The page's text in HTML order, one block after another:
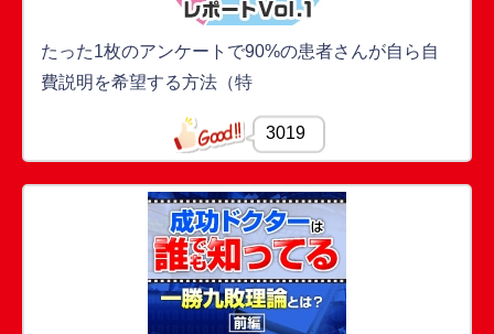
たった1枚のアンケートで90%の患者さんが自ら自
費説明を希望する方法（特
3019